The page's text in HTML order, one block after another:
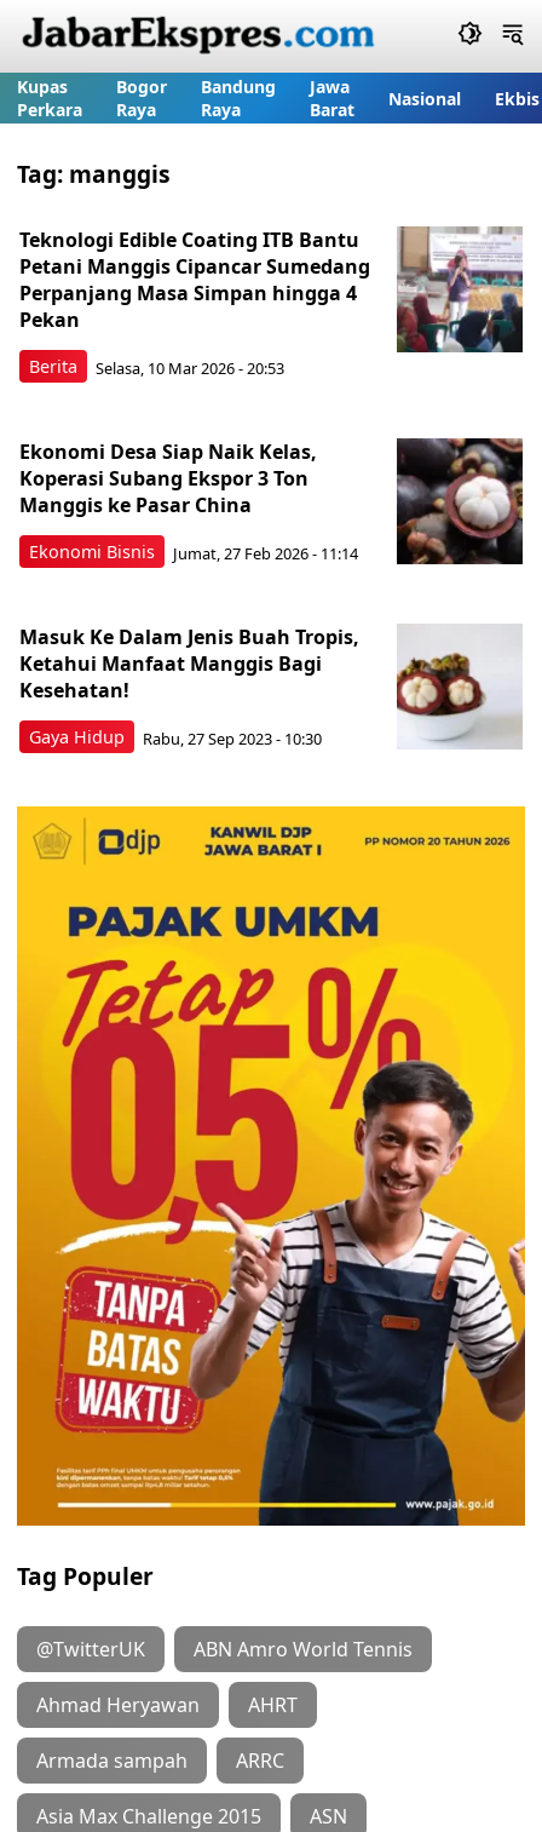
Kupas
Perkara
Bogor
Raya
Bandung
Raya
Jawa
Barat
Nasional Ekbis
Tag: manggis
Berita
Teknologi Edible Coating ITB Bantu
Petani Manggis Cipancar Sumedang
Perpanjang Masa Simpan hingga 4
Pekan
Selasa, 10 Mar 2026 - 20:53
Ekonomi Bisnis
Ekonomi Desa Siap Naik Kelas,
Koperasi Subang Ekspor 3 Ton
Manggis ke Pasar China
Jumat, 27 Feb 2026 - 11:14
Gaya Hidup
Masuk Ke Dalam Jenis Buah Tropis,
Ketahui Manfaat Manggis Bagi
Kesehatan!
Rabu, 27 Sep 2023 - 10:30
Tag Populer
@TwitterUK ABN Amro World Tennis
Ahmad Heryawan AHRT
Armada sampah ARRC
Asia Max Challenge 2015 ASN